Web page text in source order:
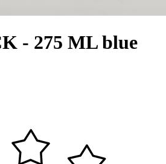
- 275 ML blue